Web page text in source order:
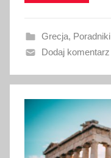
w
n
o
s
t
Grecja, Poradniki
Dodaj komentarz